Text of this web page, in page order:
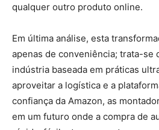
qualquer outro produto online.
Em última análise, esta
apenas de conveniência; trata-se
indústria baseada em práticas
aproveitar a logística e a
confiança da Amazon, as
em um futuro onde a compra de